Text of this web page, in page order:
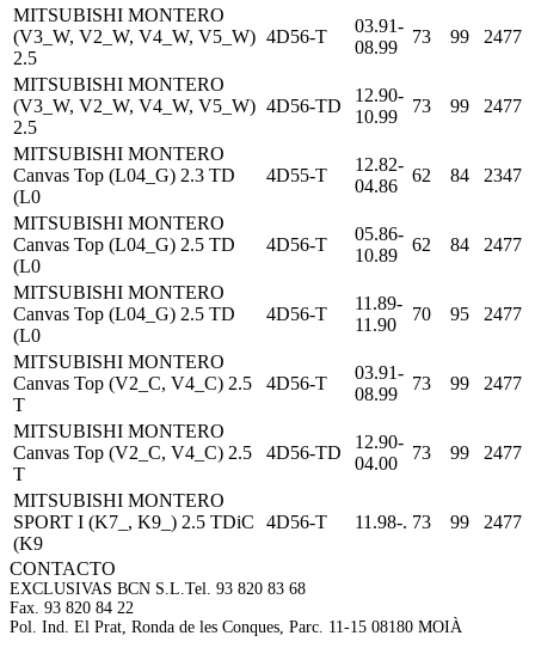
MITSUBISHI MONTERO
(V3_W, V2_W, V4_W, V5_W)
2.5
4D56-T
03.91-
08.99
73 99 2477
MITSUBISHI MONTERO
(V3_W, V2_W, V4_W, V5_W)
2.5
4D56-TD
12.90-
10.99
73 99 2477
MITSUBISHI MONTERO
Canvas Top (L04_G) 2.3 TD
(L0
4D55-T
12.82-
04.86
62 84 2347
MITSUBISHI MONTERO
Canvas Top (L04_G) 2.5 TD
(L0
4D56-T
05.86-
10.89
62 84 2477
MITSUBISHI MONTERO
Canvas Top (L04_G) 2.5 TD
(L0
4D56-T
11.89-
11.90
70 95 2477
MITSUBISHI MONTERO
Canvas Top (V2_C, V4_C) 2.5
T
4D56-T
03.91-
08.99
73 99 2477
MITSUBISHI MONTERO
Canvas Top (V2_C, V4_C) 2.5
T
4D56-TD
12.90-
04.00
73 99 2477
MITSUBISHI MONTERO
SPORT I (K7_, K9_) 2.5 TDiC
(K9
4D56-T 11.98-. 73 99 2477
CONTACTO
EXCLUSIVAS BCN S.L. Tel. 93 820 83 68
Fax. 93 820 84 22
Pol. Ind. El Prat, Ronda de les Conques, Parc. 11-15 08180 MOIÀ